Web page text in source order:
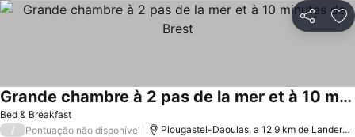
Partilhar
Bed & Breakfast
Grande chambre à 2 pas de la mer et à 10 minutes de Brest
Ver preços
/ Pontuação não disponível Plougastel-Daoulas, a 12.9 km de